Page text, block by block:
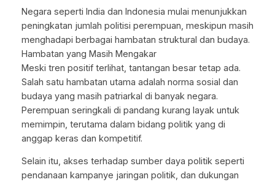
Negara seperti India dan Indonesia mulai menunjukkan
peningkatan jumlah politisi perempuan, meskipun masih
menghadapi berbagai hambatan struktural dan budaya.
Hambatan yang Masih Mengakar
Meski tren positif terlihat, tantangan besar tetap ada.
Salah satu hambatan utama adalah norma sosial dan
budaya yang masih patriarkal di banyak negara.
Perempuan seringkali di pandang kurang layak untuk
memimpin, terutama dalam bidang politik yang di
anggap keras dan kompetitif.
Selain itu, akses terhadap sumber daya politik seperti
pendanaan kampanye jaringan politik, dan dukungan